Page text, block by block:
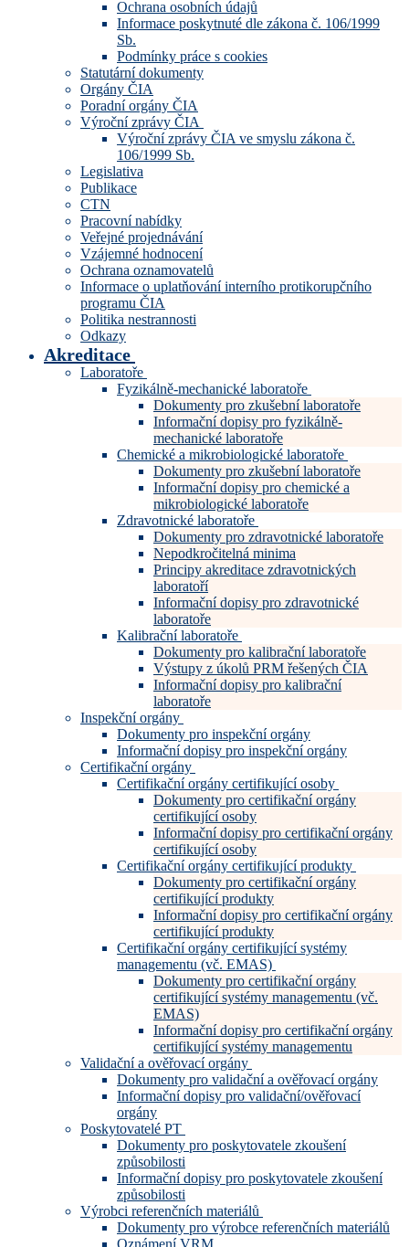
Ochrana osobních údajů
Informace poskytnuté dle zákona č. 106/1999
Sb.
Podmínky práce s cookies
Statutární dokumenty
Orgány ČIA
Poradní orgány ČIA
Výroční zprávy ČIA
Výroční zprávy ČIA ve smyslu zákona č.
106/1999 Sb.
Legislativa
Publikace
CTN
Pracovní nabídky
Veřejné projednávání
Vzájemné hodnocení
Ochrana oznamovatelů
Informace o uplatňování interního protikorupčního
programu ČIA
Politika nestrannosti
Odkazy
Akreditace
Laboratoře
Fyzikálně-mechanické laboratoře
Dokumenty pro zkušební laboratoře
Informační dopisy pro fyzikálně-
mechanické laboratoře
Chemické a mikrobiologické laboratoře
Dokumenty pro zkušební laboratoře
Informační dopisy pro chemické a
mikrobiologické laboratoře
Zdravotnické laboratoře
Dokumenty pro zdravotnické laboratoře
Nepodkročitelná minima
Principy akreditace zdravotnických
laboratoří
Informační dopisy pro zdravotnické
laboratoře
Kalibrační laboratoře
Dokumenty pro kalibrační laboratoře
Výstupy z úkolů PRM řešených ČIA
Informační dopisy pro kalibrační
laboratoře
Inspekční orgány
Dokumenty pro inspekční orgány
Informační dopisy pro inspekční orgány
Certifikační orgány
Certifikační orgány certifikující osoby
Dokumenty pro certifikační orgány
certifikující osoby
Informační dopisy pro certifikační orgány
certifikující osoby
Certifikační orgány certifikující produkty
Dokumenty pro certifikační orgány
certifikující produkty
Informační dopisy pro certifikační orgány
certifikující produkty
Certifikační orgány certifikující systémy
managementu (vč. EMAS)
Dokumenty pro certifikační orgány
certifikující systémy managementu (vč.
EMAS)
Informační dopisy pro certifikační orgány
certifikující systémy managementu
Validační a ověřovací orgány
Dokumenty pro validační a ověřovací orgány
Informační dopisy pro validační/ověřovací
orgány
Poskytovatelé PT
Dokumenty pro poskytovatele zkoušení
způsobilosti
Informační dopisy pro poskytovatele zkoušení
způsobilosti
Výrobci referenčních materiálů
Dokumenty pro výrobce referenčních materiálů
Oznámení VRM